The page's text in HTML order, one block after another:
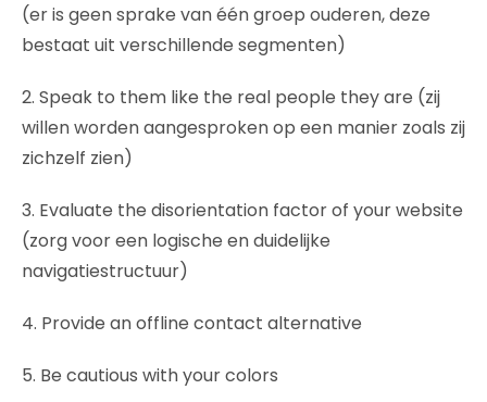
(er is geen sprake van één groep ouderen, deze
bestaat uit verschillende segmenten)
2. Speak to them like the real people they are (zij
willen worden aangesproken op een manier zoals zij
zichzelf zien)
3. Evaluate the disorientation factor of your website
(zorg voor een logische en duidelijke
navigatiestructuur)
4. Provide an offline contact alternative
5. Be cautious with your colors